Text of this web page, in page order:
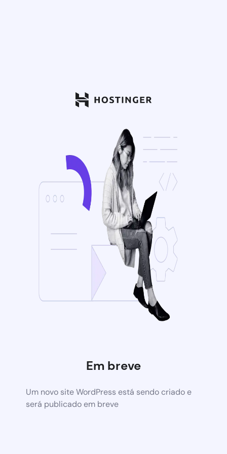
Em breve
Um novo site WordPress está sendo criado e
será publicado em breve